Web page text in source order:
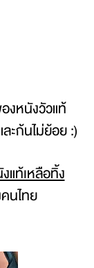
งหนังวัวแท้
ละก้นไม่ย้อย :)
แท้เหลือทิ้ง
นไทย